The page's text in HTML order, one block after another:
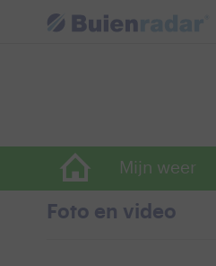
Mijn weer
Foto en video